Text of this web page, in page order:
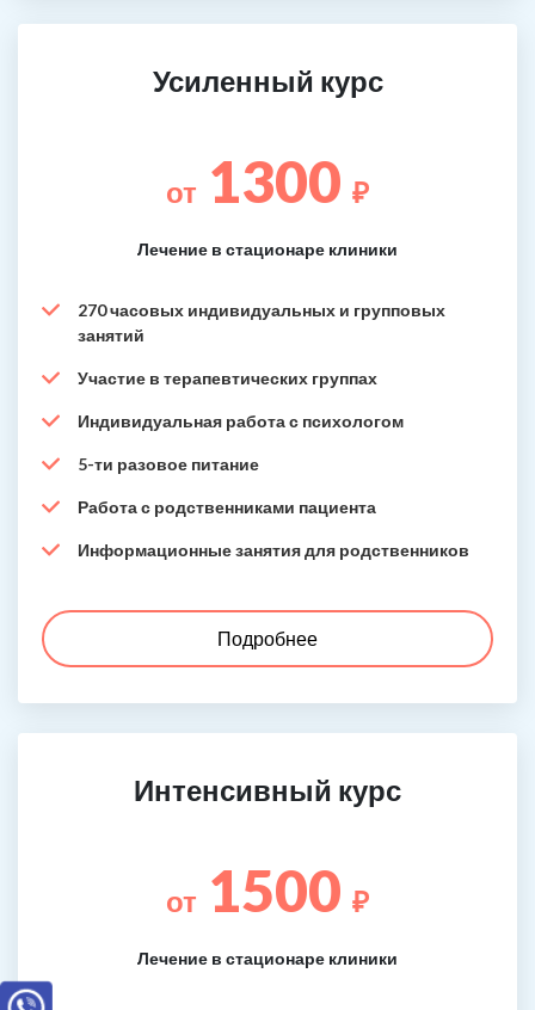
Усиленный курс
от 1300 ₽
Лечение в стационаре клиники
270 часовых индивидуальных и групповых
занятий
Участие в терапевтических группах
Индивидуальная работа с психологом
5-ти разовое питание
Работа с родственниками пациента
Информационные занятия для родственников
Подробнее
Интенсивный курс
от 1500 ₽
Лечение в стационаре клиники